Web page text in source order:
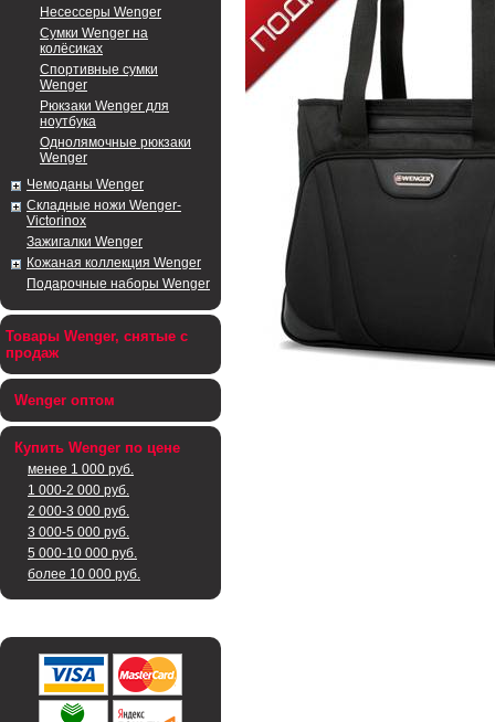
Несессеры Wenger
Сумки Wenger на
колёсиках
Спортивные сумки
Wenger
Рюкзаки Wenger для
ноутбука
Однолямочные рюкзаки
Wenger
Чемоданы Wenger
Складные ножи Wenger-
Victorinox
Зажигалки Wenger
Кожаная коллекция Wenger
Подарочные наборы Wenger
Товары Wenger, снятые с
продаж
Wenger оптом
Купить Wenger по цене
менее 1 000 руб.
1 000-2 000 руб.
2 000-3 000 руб.
3 000-5 000 руб.
5 000-10 000 руб.
более 10 000 руб.